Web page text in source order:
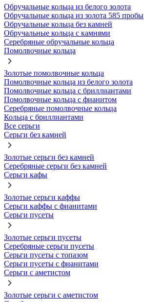
Обручальные кольца из белого золота
Обручальные кольца из золота 585 пробы
Обручальные кольца без камней
Обручальные кольца с камнями
Серебряные обручальные кольца
Помолвочные кольца
Золотые помолвочные кольца
Помолвочные кольца из белого золота
Помолвочные кольца с бриллиантами
Помолвочные кольца с фианитом
Серебряные помолвочные кольца
Кольца с бриллиантами
Все серьги
Серьги без камней
Золотые серьги без камней
Серебряные серьги без камней
Серьги кафы
Золотые серьги каффы
Серьги каффы с фианитами
Серьги пусеты
Золотые серьги пусеты
Серебряные серьги пусеты
Серьги пусеты с топазом
Серьги пусеты с фианитами
Серьги с аметистом
Золотые серьги с аметистом